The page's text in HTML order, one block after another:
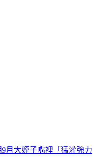
鄭明典急籲：晚上別出門